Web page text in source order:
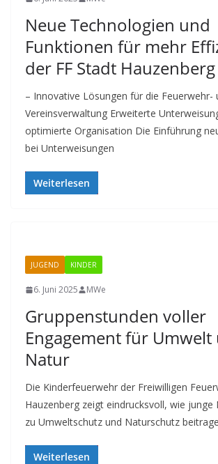
Neue Technologien und
Funktionen für mehr
der FF Stadt Hauzenberg
– Innovative Lösungen für die Feuerwehr-
Vereinsverwaltung Erweiterte
optimierte Organisation Die Einführung
bei Unterweisungen
Weiterlesen
JUGEND KINDER
6. Juni 2025 MWe
Gruppenstunden voller
Engagement für Umwelt
Natur
Die Kinderfeuerwehr der Freiwilligen
Hauzenberg zeigt eindrucksvoll, wie junge
zu Umweltschutz und Naturschutz
Weiterlesen